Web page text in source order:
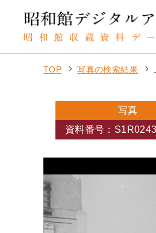
TOP 写真の検索結果
写真
資料番号：